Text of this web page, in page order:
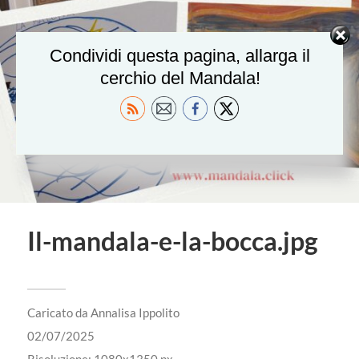
Il-mandala-e-la-bocca.jpg
Caricato da Annalisa Ippolito
02/07/2025
Condividi questa pagina, allarga il
cerchio del Mandala!